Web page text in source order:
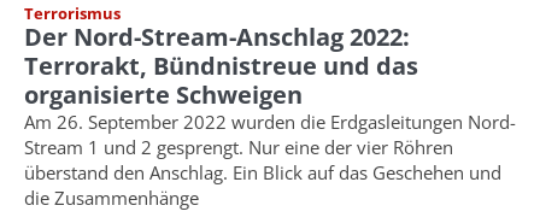
Terrorismus
Der Nord-Stream-Anschlag 2022:
Terrorakt, Bündnistreue und das
organisierte Schweigen
Am 26. September 2022 wurden die Erdgasleitungen Nord-
Stream 1 und 2 gesprengt. Nur eine der vier Röhren
überstand den Anschlag. Ein Blick auf das Geschehen und
die Zusammenhänge